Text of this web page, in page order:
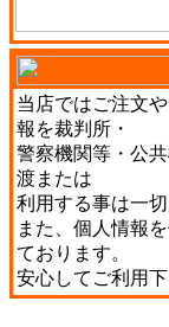
当店ではご注文
報を裁判所・
警察機関等・公
渡または
利用する事は一切
また、個人情報
ております。
安心してご利用下